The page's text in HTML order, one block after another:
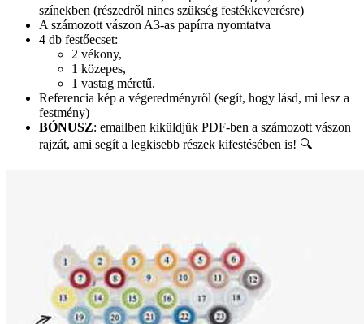
színekben (részedről nincs szükség festékkeverésre)
A számozott vászon A3-as papírra nyomtatva
4 db festőecset:
2 vékony,
1 közepes,
1 vastag méretű.
Referencia kép a végeredményről (segít, hogy lásd, mi lesz a
festmény)
BÓNUSZ: emailben kiküldjük PDF-ben a számozott vászon
rajzát, ami segít a legkisebb részek kifestésében is! 🔍